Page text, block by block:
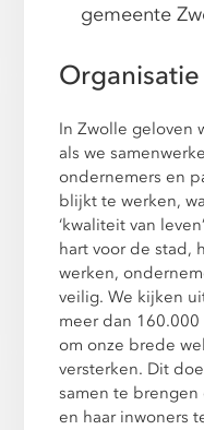
gemeente
In Zwolle geloven
als we
ondernemers en
blijkt te werken,
‘kwaliteit van
hart voor de stad,
werken,
veilig. We kijken
meer dan
om onze brede
versterken. Dit
samen te brengen
en haar inwoners